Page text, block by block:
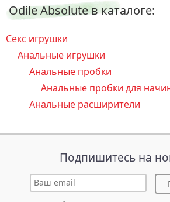
Odile Absolute в каталоге:
Секс игрушки
Анальные игрушки
Анальные пробки
Анальные пробки для
Анальные расширители
Подпишитесь на